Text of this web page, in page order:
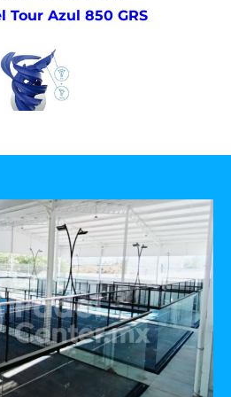
Tour Azul 850 GRS